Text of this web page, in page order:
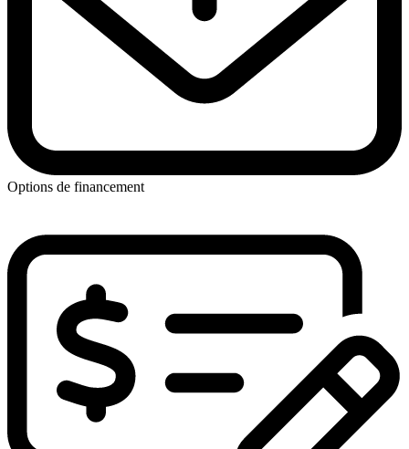
Options de financement